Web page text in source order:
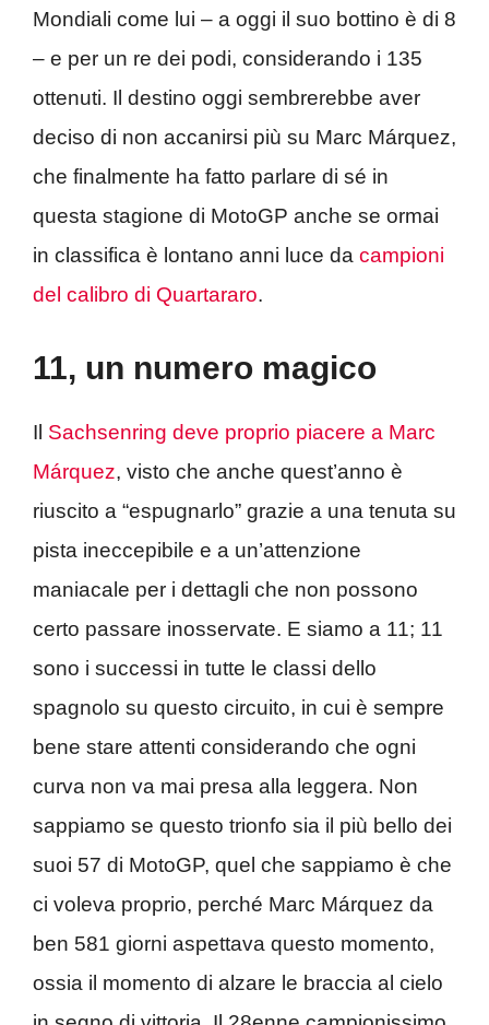
Mondiali come lui – a oggi il suo bottino è di 8
– e per un re dei podi, considerando i 135
ottenuti. Il destino oggi sembrerebbe aver
deciso di non accanirsi più su Marc Márquez,
che finalmente ha fatto parlare di sé in
questa stagione di MotoGP anche se ormai
in classifica è lontano anni luce da campioni
del calibro di Quartararo.
11, un numero magico
Il Sachsenring deve proprio piacere a Marc
Márquez, visto che anche quest’anno è
riuscito a “espugnarlo” grazie a una tenuta su
pista ineccepibile e a un’attenzione
maniacale per i dettagli che non possono
certo passare inosservate. E siamo a 11; 11
sono i successi in tutte le classi dello
spagnolo su questo circuito, in cui è sempre
bene stare attenti considerando che ogni
curva non va mai presa alla leggera. Non
sappiamo se questo trionfo sia il più bello dei
suoi 57 di MotoGP, quel che sappiamo è che
ci voleva proprio, perché Marc Márquez da
ben 581 giorni aspettava questo momento,
ossia il momento di alzare le braccia al cielo